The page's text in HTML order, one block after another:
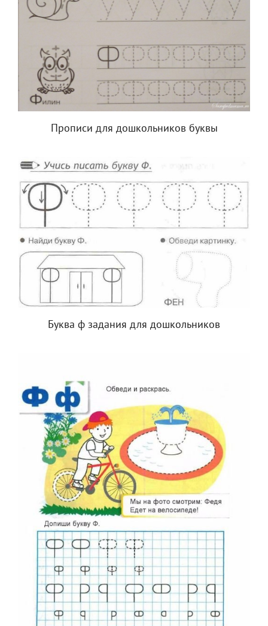
Прописи для дошкольников буквы
Буква ф задания для дошкольников